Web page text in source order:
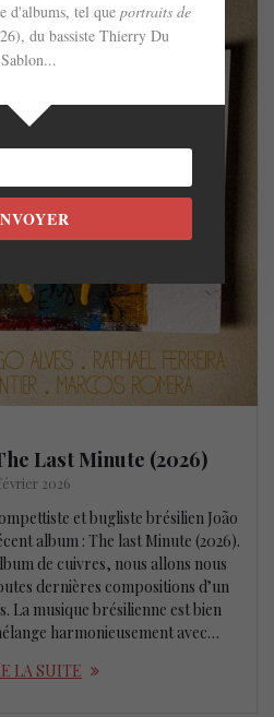
Last Minute (2026)
2026
et bugliste brésilien João
album : The last Minute (2026).
de cuivres, nous allons nous
dernières compositions d’un
La musique brésilienne est bien
harmonieusement avec…
LA SUITE
d'albums, tel queportraits de
du bassiste Thierry Du
Sablon...